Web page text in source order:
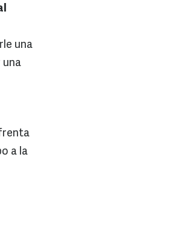
una
una
a la